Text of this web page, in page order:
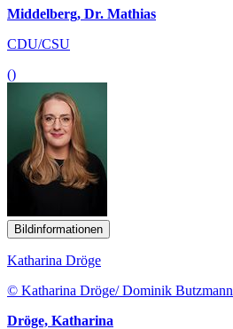
Middelberg, Dr. Mathias
CDU/CSU
()
Bildinformationen
Katharina Dröge
© Katharina Dröge/ Dominik Butzmann
Dröge, Katharina